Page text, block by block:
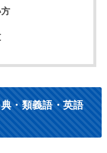
・類義語・英語